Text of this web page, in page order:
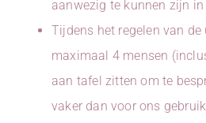
aanwezig te kunnen zijn
Tijdens het regelen van
maximaal 4 mensen
aan tafel zitten om te
vaker dan voor ons